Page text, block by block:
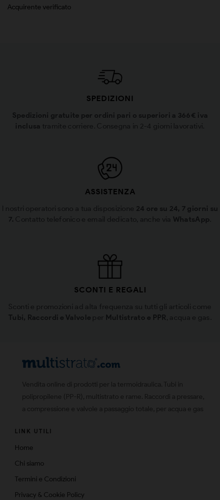
Acquirente verificato
SPEDIZIONI
Spedizioni gratuite per ordini pari o superiori a 366€ iva
inclusa tramite corriere. Consegna in 2-4 giorni lavorativi.
ASSISTENZA
I nostri operatori sono a tua disposizione 24 ore su 24, 7 giorni su
7. Contatto telefonico e email dedicato, anche via WhatsApp
SCONTI E REGALI
Sconti e promozioni ad alta frequenza su tutti gli articoli come
Tubi, Raccordi e Valvole per Multistrato e PPR , acqua e gas.
LINK UTILI
Home
Chi siamo
Termini e Condizioni
Privacy & Cookie Policy